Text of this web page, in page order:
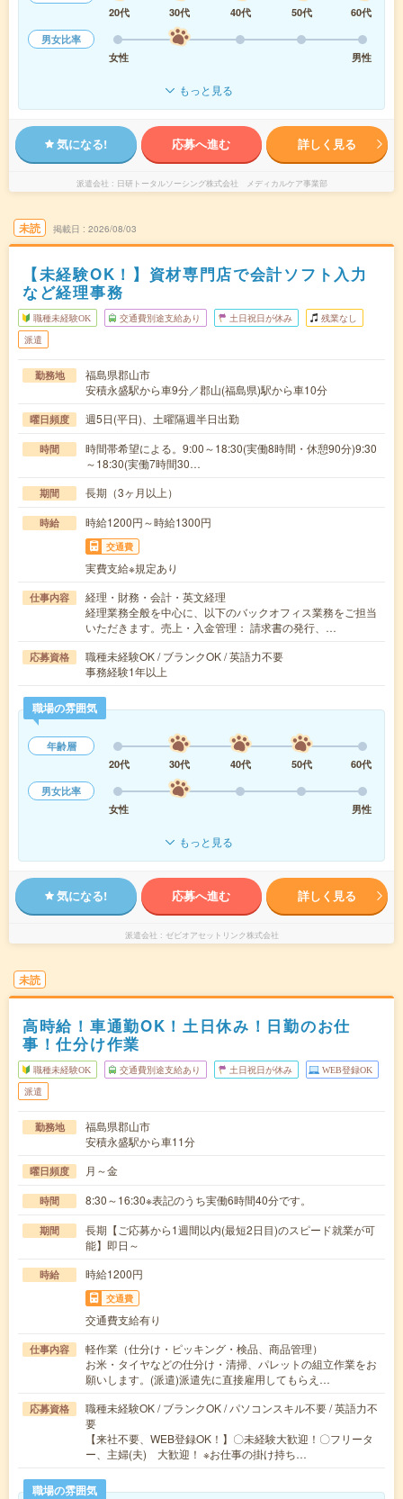
20代
30代 40代 50代
60代
男女比率
女性
男性
もっと見る
気になる! 応募へ進む 詳しく見る
派遣会社 日研トータルソーシング株式会社 メディカルケア事業部
未読 掲載日 2026/08/03
【未経験OK！】資材専門店で会計ソフト入力
など経理事務
職種未経験OK 交通費別途支給あり 土日祝日が休み 残業なし
派遣
勤務地
福島県郡山市
安積永盛駅から車9分／郡山(福島県)駅から車10分
曜日頻度 週5日(平日)、土曜隔週半日出勤
時間
時間帯希望による。9:00～18:30(実働8時間・休憩90分)9:30
～18:30(実働7時間30…
期間 長期（3ヶ月以上）
時給 時給1200円～時給1300円
交通費
実費支給※規定あり
仕事内容
経理・財務・会計・英文経理
経理業務全般を中心に、以下のバックオフィス業務をご担当
いただきます。売上・入金管理： 請求書の発行、…
応募資格
職種未経験OK / ブランクOK / 英語力不要
事務経験1年以上
職場の雰囲気
年齢層
20代
30代 40代 50代
60代
男女比率
女性
男性
もっと見る
気になる! 応募へ進む 詳しく見る
派遣会社 ゼビオアセットリンク株式会社
未読
高時給！車通勤OK！土日休み！日勤のお仕
事！仕分け作業
職種未経験OK 交通費別途支給あり 土日祝日が休み WEB登録OK
派遣
勤務地
福島県郡山市
安積永盛駅から車11分
曜日頻度 月～金
時間 8:30～16:30※表記のうち実働6時間40分です。
期間
長期【ご応募から1週間以内(最短2日目)のスピード就業が可
能】即日～
時給 時給1200円
交通費
交通費支給有り
仕事内容
軽作業（仕分け・ピッキング・検品、商品管理）
お米・タイヤなどの仕分け・清掃、パレットの組立作業をお
願いします。(派遣)派遣先に直接雇用してもらえ…
応募資格
職種未経験OK / ブランクOK / パソコンスキル不要 / 英語力不
要
【来社不要、WEB登録OK！】〇未経験大歓迎！〇フリータ
ー、主婦(夫) 大歓迎！ ※お仕事の掛け持ち…
職場の雰囲気